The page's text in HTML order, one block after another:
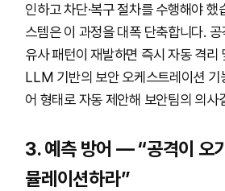
인하고 차단·복구 절차를 수행해야 했
스템은 이 과정을 대폭 단축합니다. 공
유사 패턴이 재발하면 즉시 자동 격리
LLM 기반의 보안 오케스트레이션 기
어 형태로 자동 제안해 보안팀의 의사
3. 예측 방어 — “공격이 오
뮬레이션하라”